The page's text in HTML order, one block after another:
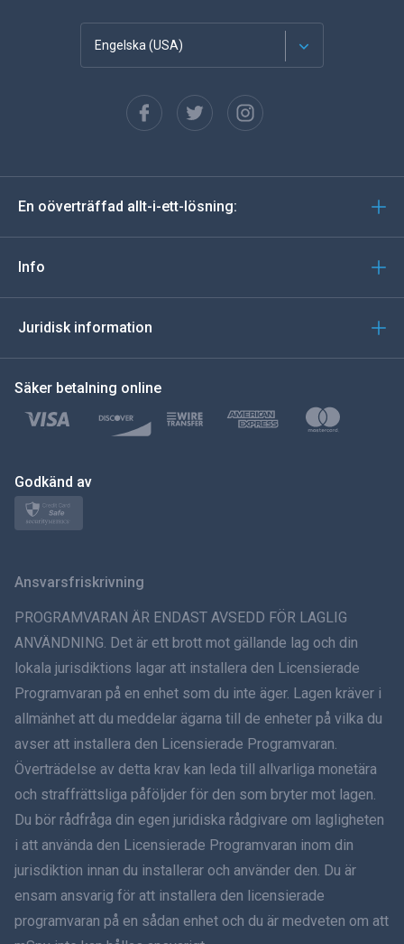
Engelska (USA)
Spanska
tyska
Türkçe
Polski
ภาษาไทย
Dansk
हिंदी
עברית
Română
Ελληνικά
En oöverträffad allt-i-ett-lösning:
Info
Juridisk information
Säker betalning online
Godkänd av
Ansvarsfriskrivning
PROGRAMVARAN ÄR ENDAST AVSEDD FÖR LAGLIG
ANVÄNDNING. Det är ett brott mot gällande lag och din
lokala jurisdiktions lagar att installera den Licensierade
Programvaran på en enhet som du inte äger. Lagen kräver i
allmänhet att du meddelar ägarna till de enheter på vilka du
avser att installera den Licensierade Programvaran.
Överträdelse av detta krav kan leda till allvarliga monetära
och straffrättsliga påföljder för den som bryter mot lagen.
Du bör rådfråga din egen juridiska rådgivare om lagligheten
i att använda den Licensierade Programvaran inom din
jurisdiktion innan du installerar och använder den. Du är
ensam ansvarig för att installera den licensierade
programvaran på en sådan enhet och du är medveten om att